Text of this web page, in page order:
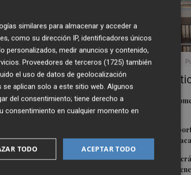
Últimas
1
Foios rendirá
viernes
Sotelo resta
Villarreal y
3Ferran Torres
la Comunitat
que se han
acumularon más
suave que el resto de
Por su parte
molestias.
similares para almacenar y acceder a
como su dirección IP, identificadores únicos
personalizados, medir anuncios y contenido,
Proveedores de terceros (1725) también
el uso de datos de geolocalización
aplican solo a este sitio web. Algunos
del consentimiento; tiene derecho a
consentimiento en cualquier momento en
ACEPTAR TODO
TODO